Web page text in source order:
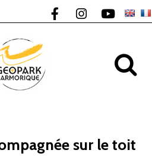
Lien vers le compte
Lien vers le
Lien vers
sur le toit